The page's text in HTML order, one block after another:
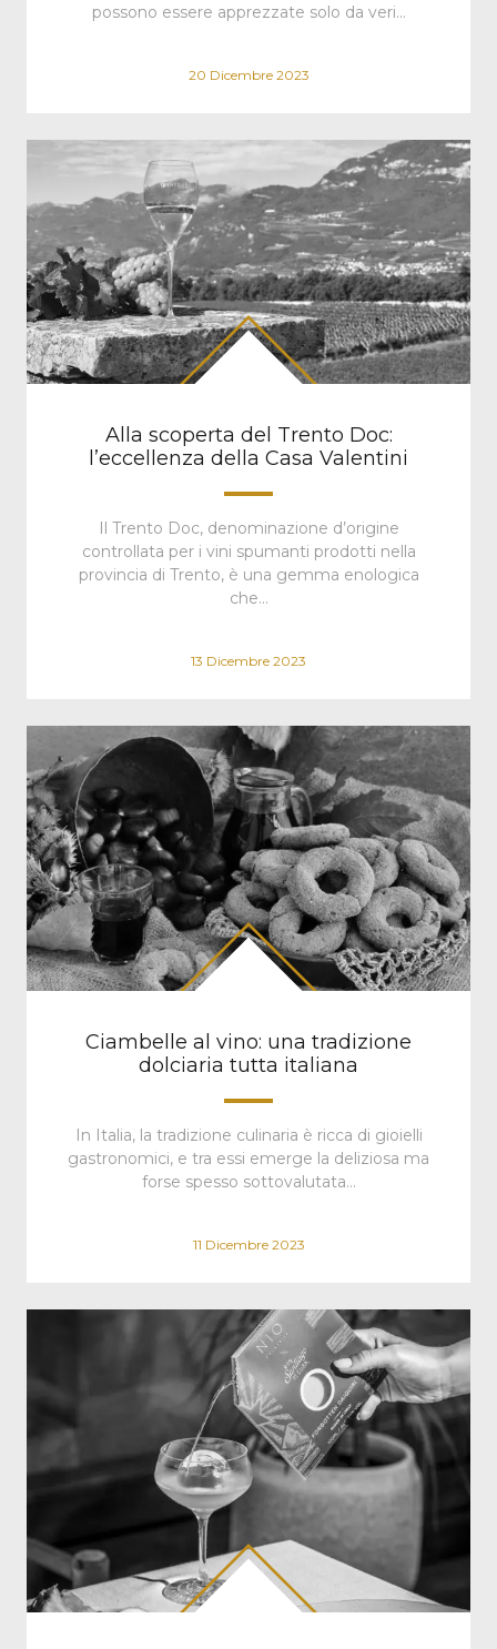
possono essere apprezzate solo da veri…
20 Dicembre 2023
Alla scoperta del Trento Doc:
l’eccellenza della Casa Valentini
Il Trento Doc, denominazione d’origine
controllata per i vini spumanti prodotti nella
provincia di Trento, è una gemma enologica
che…
13 Dicembre 2023
Ciambelle al vino: una tradizione
dolciaria tutta italiana
In Italia, la tradizione culinaria è ricca di gioielli
gastronomici, e tra essi emerge la deliziosa ma
forse spesso sottovalutata…
11 Dicembre 2023